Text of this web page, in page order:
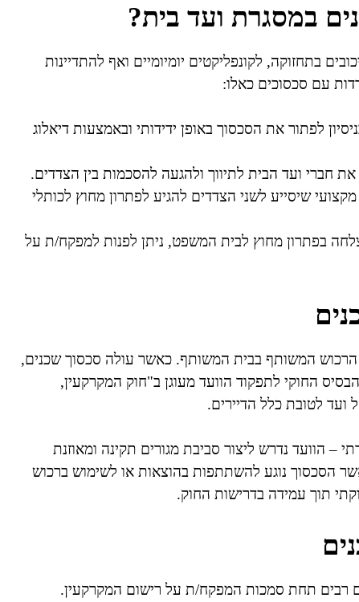
במסגרת ועד בית?
בתחזוקה, לקונפליקטים יומיומיים ואף להתדיינות
עם סכסוכים כאלו:
לפתור את הסכסוך באופן ידידותי ובאמצעות דיאלוג
חברי ועד הבית לתיווך ולהגעה להסכמות בין הצדדים.
שיסייע לשני הצדדים להגיע לפתרון מחוץ לכותלי
בפתרון מחוץ לבית המשפט, ניתן לפנות למפקח/ת על
הרכוש המשותף בבית המשותף. כאשר עולה סכסוך שכנים,
החוקי לתפקוד הוועד מעוגן ב"חוק המקרקעין,
– הוועד נדרש ליצור סביבת מגורים תקינה ומאוזנת
הסכסוך נוגע להשתתפות בהוצאות או לשימוש ברכוש
תוך עמידה בדרישות החוק.
רבים תחת סמכות המפקח/ת על רישום המקרקעין.